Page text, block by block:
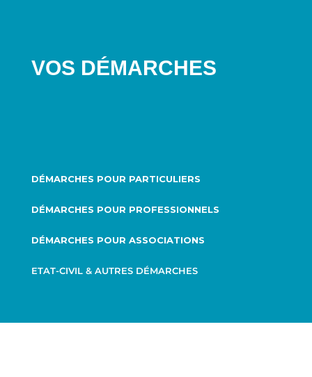
VOS DÉMARCHES
DÉMARCHES POUR PARTICULIERS
DÉMARCHES POUR PROFESSIONNELS
DÉMARCHES POUR ASSOCIATIONS
ETAT-CIVIL & AUTRES DÉMARCHES